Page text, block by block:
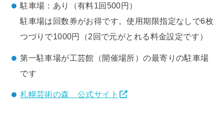
駐車場：あり（有料1回500円）
駐車場は回数券がお得です。使用期限指定なしで6枚
つづりで1000円（2回で元がとれる料金設定です）
第一駐車場が工芸館（開催場所）の最寄りの駐車場
です
札幌芸術の森 公式サイト